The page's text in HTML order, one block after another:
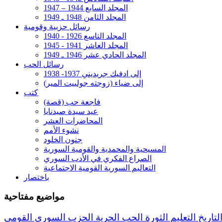
المجلد السابع 1944 – 1947
المجلد الثامن 1948 ـ 1949
رسائل حزبية وقومية
المجلد التاسع 1926 - 1940
المجلد العاشر 1941 - 1945
المجلد الحادي عشر 1946 ـ 1949
رسائل الحب
إلى ادفيك جريديني 1937- 1938
إلى ضياء (زوجته جولييت المير)
كتب
فاجعة حب (قصة)
عيد سيدة صيدنايا
المحاضرات العشر
نشوء الأمم
جنون الخلود
المسيحية والمحمدية والقومية السورية
الصراع الفكري في الأدب السوري
التعاليم السورية القومية الاجتماعية
باختصار
مواضيع مفتاحية
التاريخ التعليم الثورة الحب الحرية الحزب السوري القومي